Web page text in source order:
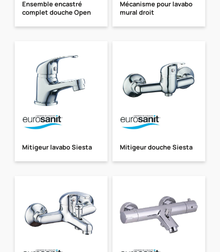
Ensemble encastré
complet douche Open
Mécanisme pour lavabo
mural droit
Mitigeur lavabo Siesta Mitigeur douche Siesta